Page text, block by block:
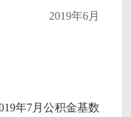
心 2019年6月
年7月公积金基数